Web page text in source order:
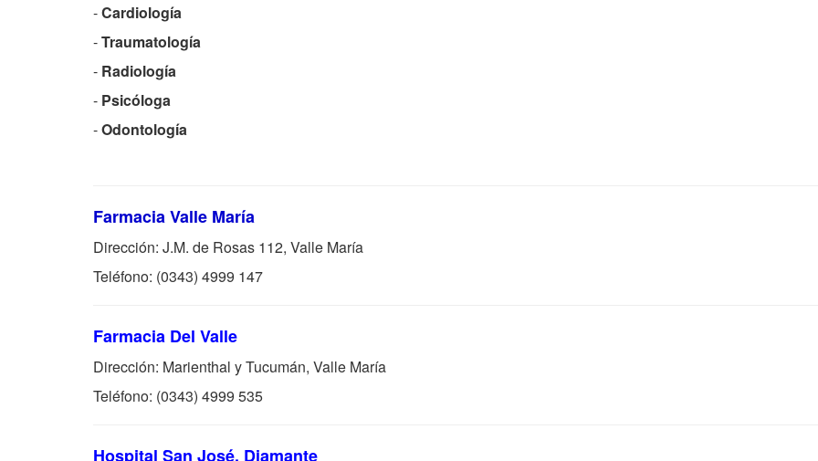
-Cardiología
-Traumatología
- Radiología
- Psicóloga
-Odontología
Farmacia Valle María
Dirección: J.M. de Rosas 112, Valle María
Teléfono: (0343) 4999 147
Farmacia Del Valle
Dirección: Marienthal y Tucumán, Valle María
Teléfono: (0343) 4999 535
Hospital San José, Diamante